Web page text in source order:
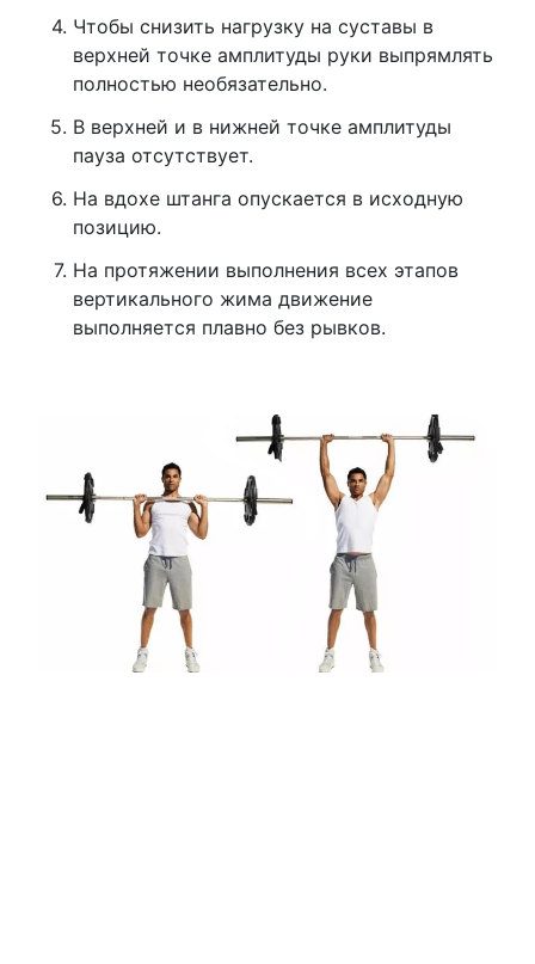
Чтобы снизить нагрузку на суставы в
верхней точке амплитуды руки выпрямлять
полностью необязательно.
В верхней и в нижней точке амплитуды
пауза отсутствует.
На вдохе штанга опускается в исходную
позицию.
На протяжении выполнения всех этапов
вертикального жима движение
выполняется плавно без рывков.